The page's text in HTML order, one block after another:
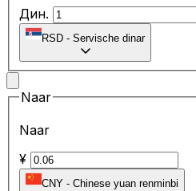
Дин.
RSD - Servische dinar
Naar
Naar
¥
CNY - Chinese yuan renminbi